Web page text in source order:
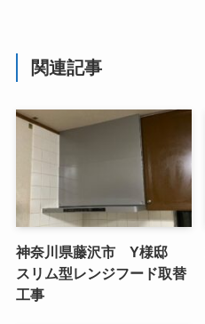
関連記事
神奈川県藤沢市 Y様邸
スリム型レンジフード取替
工事